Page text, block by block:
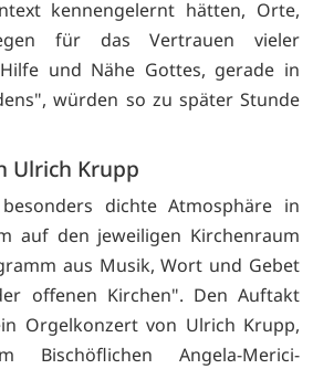
kennengelernt hätten, Orte,
für das Vertrauen vieler
und Nähe Gottes, gerade in
würden so zu später Stunde
Ulrich Krupp
dichte Atmosphäre in
auf den jeweiligen Kirchenraum
aus Musik, Wort und Gebet
offenen Kirchen". Den Auftakt
Orgelkonzert von Ulrich Krupp,
Bischöflichen Angela-Merici-